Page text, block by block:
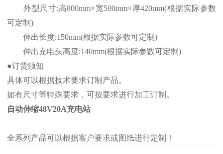
外型尺寸:高800mm×宽500mm×厚420mm(根据实际参数
可定制)
伸出长度:150mm(根据实际参数可定制)
伸出充电头高度:140mm(根据实际参数可定制)
●订货须知
具体可以根据技术要求订制产品。
如有尺寸等特殊要求，可按要求进行加工订制。
自动伸缩48V20A充电站
全系列产品可以根据客户要求或图纸进行定制！